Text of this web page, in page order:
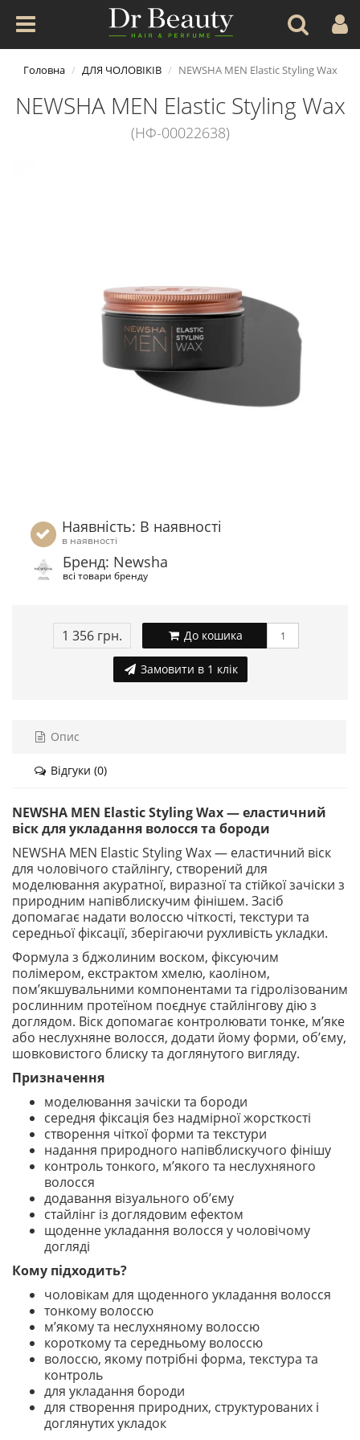
Головна ДЛЯ ЧОЛОВІКІВ NEWSHA MEN Elastic Styling Wax
NEWSHA MEN Elastic Styling Wax
(НФ-00022638)
Наявність: В наявності
в наявності
Бренд: Newsha
всі товари бренду
1 356 грн. До кошика
Замовити в 1 клік
Опис
Відгуки (0)
NEWSHA MEN Elastic Styling Wax — еластичний
віск для укладання волосся та бороди
NEWSHA MEN Elastic Styling Wax — еластичний віск
для чоловічого стайлінгу, створений для
моделювання акуратної, виразної та стійкої зачіски з
природним напівблискучим фінішем. Засіб
допомагає надати волоссю чіткості, текстури та
середньої фіксації, зберігаючи рухливість укладки.
Формула з бджолиним воском, фіксуючим
полімером, екстрактом хмелю, каоліном,
пом’якшувальними компонентами та гідролізованим
рослинним протеїном поєднує стайлінгову дію з
доглядом. Віск допомагає контролювати тонке, м’яке
або неслухняне волосся, додати йому форми, об’єму,
шовковистого блиску та доглянутого вигляду.
Призначення
моделювання зачіски та бороди
середня фіксація без надмірної жорсткості
створення чіткої форми та текстури
надання природного напівблискучого фінішу
контроль тонкого, м’якого та неслухняного
волосся
додавання візуального об’єму
стайлінг із доглядовим ефектом
щоденне укладання волосся у чоловічому
догляді
Кому підходить?
чоловікам для щоденного укладання волосся
тонкому волоссю
м’якому та неслухняному волоссю
короткому та середньому волоссю
волоссю, якому потрібні форма, текстура та
контроль
для укладання бороди
для створення природних, структурованих і
доглянутих укладок